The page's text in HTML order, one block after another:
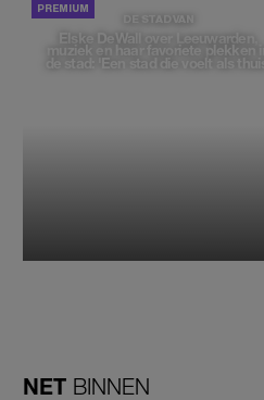
DE STAD VAN
Elske DeWall over Leeuwarden,
muziek en haar favoriete plekken in
de stad: 'Een stad die voelt als thuis'
NET BINNEN